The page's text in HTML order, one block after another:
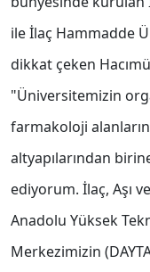
ile İlaç Hammadde
dikkat çeken
"Üniversitemizin
farmakoloji
altyapılarından
ediyorum. İlaç, Aşı
Anadolu Yüksek
Merkezimizin